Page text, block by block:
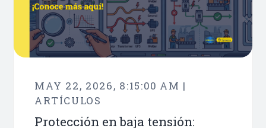
MAY 22, 2026, 8:15:00 AM |
ARTÍCULOS
Protección en baja tensión: